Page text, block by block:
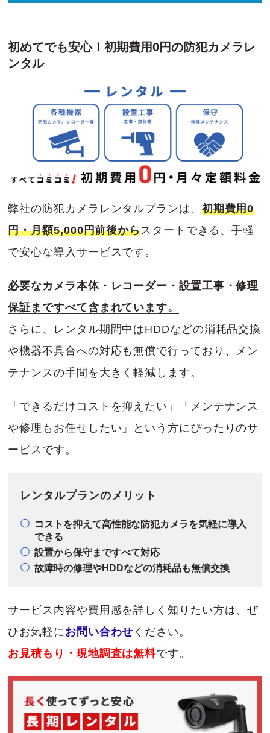
初めてでも安心！初期費用0円の防犯カメラレ
ンタル
弊社の防犯カメラレンタルプランは、 初期費用0
円・月額5,000円前後からスタートできる、手軽
で安心な導入サービスです。
必要なカメラ本体・レコーダー・設置工事・修理
保証まですべて含まれています。
さらに、レンタル期間中はHDDなどの消耗品交換
や機器不具合への対応も無償で行っており、メン
テナンスの手間を大きく軽減します。
「できるだけコストを抑えたい」「メンテナンス
や修理もお任せしたい」という方にぴったりのサ
ービスです。
レンタルプランのメリット
コストを抑えて高性能な防犯カメラを気軽に導入
できる
設置から保守まですべて対応
故障時の修理やHDDなどの消耗品も無償交換
サービス内容や費用感を詳しく知りたい方は、ぜ
ひお気軽にお問い合わせ ください。
お見積もり・現地調査は無料です。